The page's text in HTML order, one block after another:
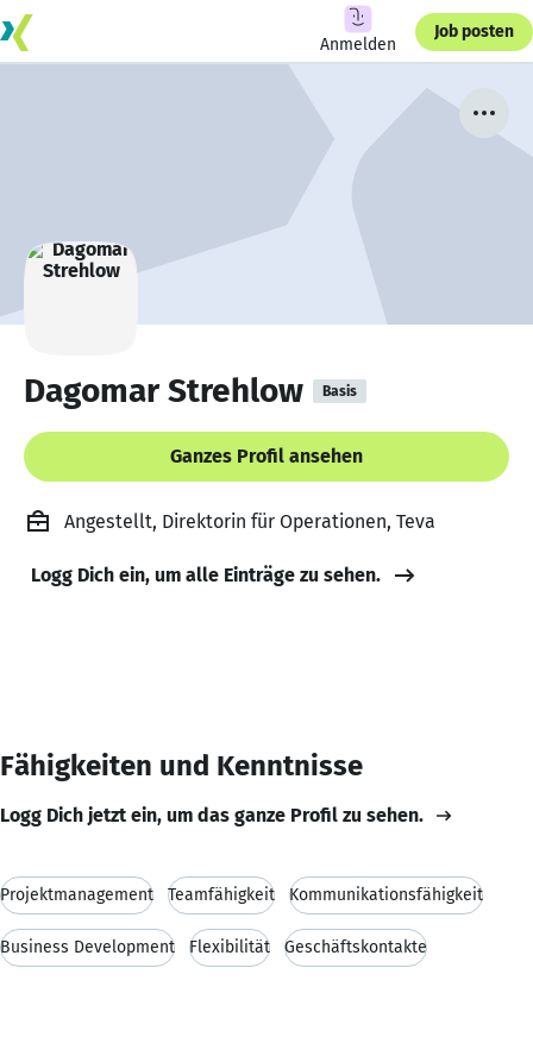
Anmelden
Job posten
Dagomar Strehlow Basis
Ganzes Profil ansehen
Angestellt, Direktorin für Operationen, Teva
Logg Dich ein, um alle Einträge zu sehen.
Fähigkeiten und Kenntnisse
Logg Dich jetzt ein, um das ganze Profil zu sehen.
Projektmanagement Teamfähigkeit Kommunikationsfähigkeit
Business Development Flexibilität Geschäftskontakte